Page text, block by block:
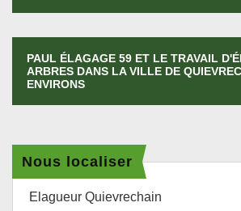
PAUL ÉLAGAGE 59 ET LE TRAVAIL
ARBRES DANS LA VILLE DE
ENVIRONS
Nous localiser
Elagueur Quievrechain